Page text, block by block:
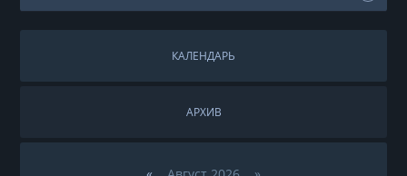
КАЛЕНДАРЬ
АРХИВ